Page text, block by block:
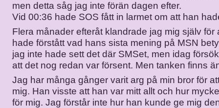
men detta såg jag inte förän dagen efter.
Vid 00:36 hade SOS fått in larmet om att han
Flera månader efteråt klandrade jag mig själv för
hade förstått vad hans sista mening på MSN
jag inte hade sett det där SMSet, men idag
att det nog redan var försent. Men tanken finns
Jag har många gånger varit arg på min bror för
mig. Han visste att han var mitt allt och hur
för mig. Jag förstår inte hur han kunde ge mig